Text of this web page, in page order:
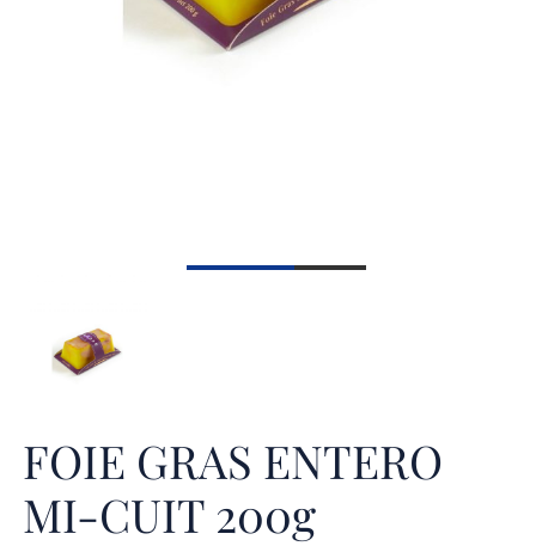
FOIE GRAS ENTERO
MI-CUIT 200g